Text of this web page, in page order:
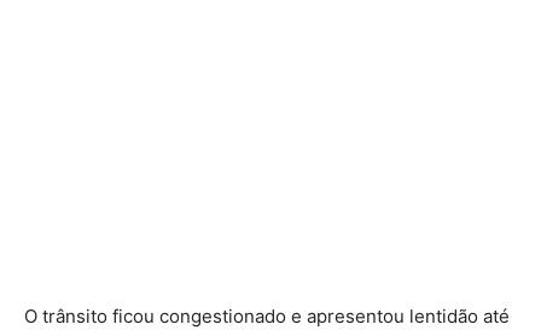
O trânsito ficou congestionado e apresentou lentidão até